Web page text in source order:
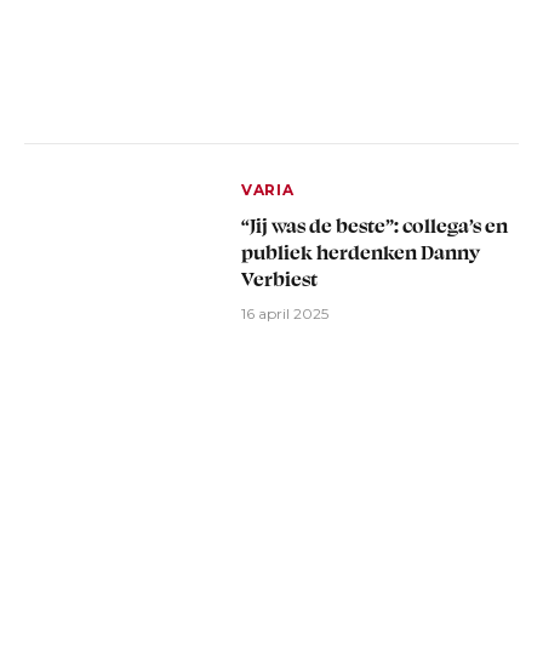
VARIA
“Jij was de beste”: collega’s en
publiek herdenken Danny
Verbiest
16 april 2025